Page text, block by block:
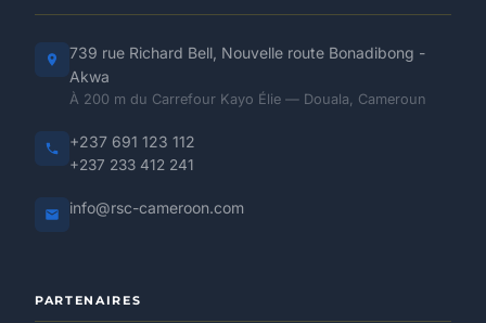
739 rue Richard Bell, Nouvelle route Bonadibong -
Akwa
À 200 m du Carrefour Kayo Élie — Douala, Cameroun
+237 691 123 112
+237 233 412 241
info@rsc-cameroon.com
PARTENAIRES